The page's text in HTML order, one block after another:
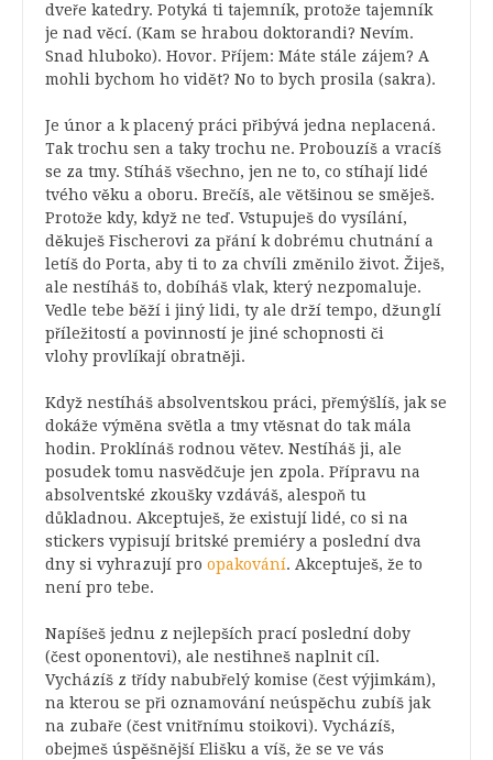
dveře katedry. Potyká ti tajemník, protože tajemník
je nad věcí. (Kam se hrabou doktorandi? Nevím.
Snad hluboko). Hovor. Příjem: Máte stále zájem? A
mohli bychom ho vidět? No to bych prosila (sakra).
Je únor a k placený práci přibývá jedna neplacená.
Tak trochu sen a taky trochu ne. Probouzíš a vracíš
se za tmy. Stíháš všechno, jen ne to, co stíhají lidé
tvého věku a oboru. Brečíš, ale většinou se směješ.
Protože kdy, když ne teď. Vstupuješ do vysílání,
děkuješ Fischerovi za přání k dobrému chutnání a
letíš do Porta, aby ti to za chvíli změnilo život. Žiješ,
ale nestíháš to, dobíháš vlak, který nezpomaluje.
Vedle tebe běží i jiný lidi, ty ale drží tempo, džunglí
příležitostí a povinností je jiné schopnosti či
vlohy provlíkají obratněji.
Když nestíháš absolventskou práci, přemýšlíš, jak se
dokáže výměna světla a tmy vtěsnat do tak mála
hodin. Proklínáš rodnou větev. Nestíháš ji, ale
posudek tomu nasvědčuje jen zpola. Přípravu na
absolventské zkoušky vzdáváš, alespoň tu
důkladnou. Akceptuješ, že existují lidé, co si na
stickers vypisují britské premiéry a poslední dva
dny si vyhrazují pro opakování. Akceptuješ, že to
není pro tebe.
Napíšeš jednu z nejlepších prací poslední doby
(čest oponentovi), ale nestihneš naplnit cíl.
Vycházíš z třídy nabubřelý komise (čest výjimkám),
na kterou se při oznamování neúspěchu zubíš jak
na zubaře (čest vnitřnímu stoikovi). Vycházíš,
obejmeš úspěšnější Elišku a víš, že se ve vás